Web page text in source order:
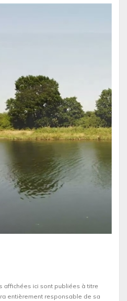
affichées ici sont publiées à titre
entièrement responsable de sa